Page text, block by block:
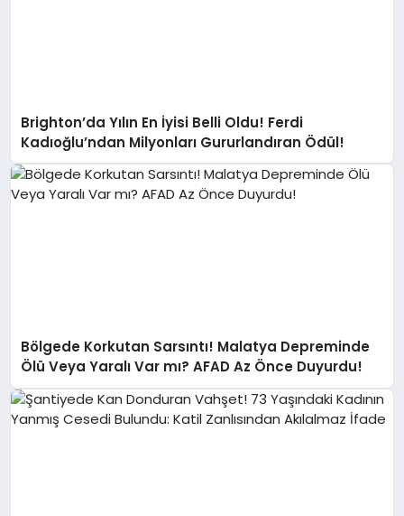
Brighton’da Yılın En İyisi Belli Oldu! Ferdi
Kadıoğlu’ndan Milyonları Gururlandıran Ödül!
Bölgede Korkutan Sarsıntı! Malatya Depreminde
Ölü Veya Yaralı Var mı? AFAD Az Önce Duyurdu!